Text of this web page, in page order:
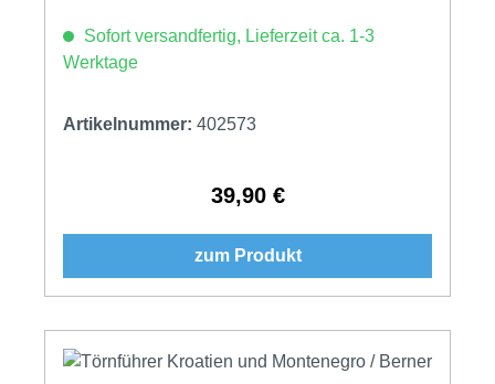
Sofort versandfertig, Lieferzeit ca. 1-3
Werktage
Artikelnummer: 402573
Regulärer Preis:
39,90 €
zum Produkt